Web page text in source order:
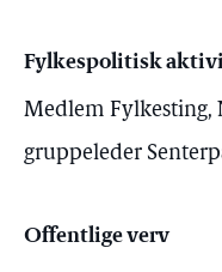
Fylkespolitisk
Medlem Fylkesting,
gruppeleder
Offentlige verv